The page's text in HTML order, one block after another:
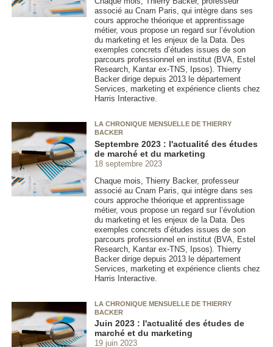
associé au Cnam Paris, qui intègre dans ses
cours approche théorique et apprentissage
métier, vous propose un regard sur l’évolution
du marketing et les enjeux de la Data. Des
exemples concrets d’études issues de son
parcours professionnel en institut (BVA, Estel
Research, Kantar ex-TNS, Ipsos). Thierry
Backer dirige depuis 2013 le département
Services, marketing et expérience clients chez
Harris Interactive.
LA CHRONIQUE MENSUELLE DE THIERRY
BACKER
Septembre 2023 : l'actualité des études
de marché et du marketing
18 septembre 2023
Chaque mois, Thierry Backer, professeur
associé au Cnam Paris, qui intègre dans ses
cours approche théorique et apprentissage
métier, vous propose un regard sur l’évolution
du marketing et les enjeux de la Data. Des
exemples concrets d’études issues de son
parcours professionnel en institut (BVA, Estel
Research, Kantar ex-TNS, Ipsos). Thierry
Backer dirige depuis 2013 le département
Services, marketing et expérience clients chez
Harris Interactive.
LA CHRONIQUE MENSUELLE DE THIERRY
BACKER
Juin 2023 : l'actualité des études de
marché et du marketing
19 juin 2023